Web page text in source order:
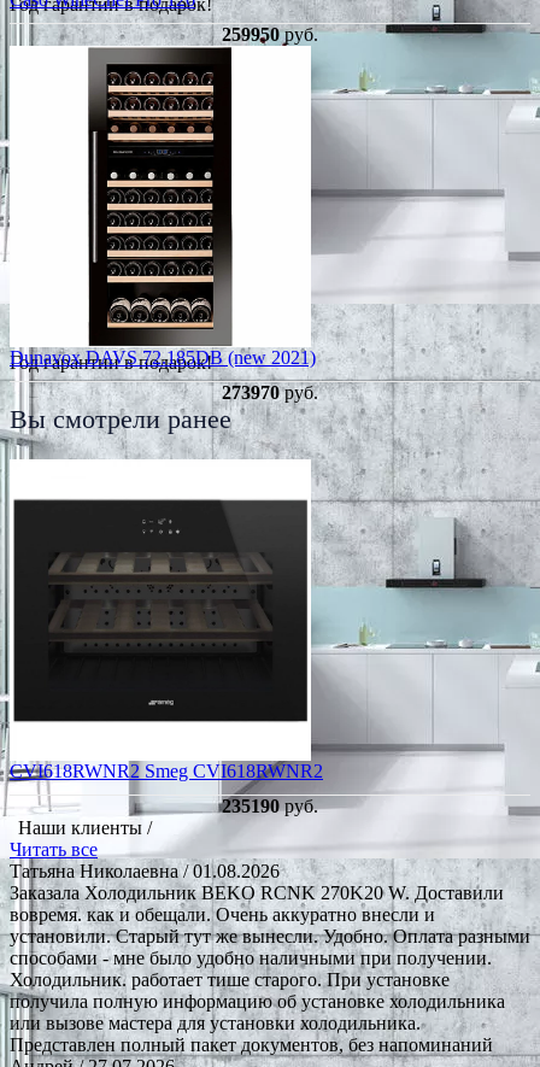
259950руб.
Год гарантии в подарок!
Dunavox DAVS 72.185DB (new 2021)
273970руб.
Вы смотрели ранее
CVI618RWNR2 Smeg CVI618RWNR2
235190руб.
Наши клиенты /
Читать все
Татьяна Николаевна/ 01.08.2026
Заказала Холодильник BEKO RCNK 270K20 W. Доставили
вовремя. как и обещали. Очень аккуратно внесли и
установили. Старый тут же вынесли. Удобно. Оплата разными
способами - мне было удобно наличными при получении.
Холодильник. работает тише старого. При установке
получила полную информацию об установке холодильника
или вызове мастера для установки холодильника.
Представлен полный пакет документов, без напоминаний